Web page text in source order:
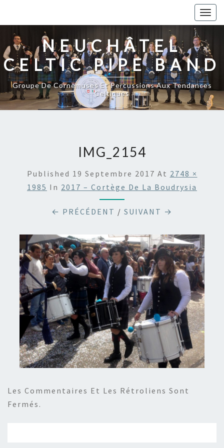
NEUCHÂTEL
CELTIC PIPE BAND
Groupe De Cornemuses Et Percussions Aux Tendances
Celtiques
IMG_2154
Published 19 Septembre 2017 At 2748 ×
1985 In 2017 – Cortège De La Boudrysia
← PRÉCÉDENT / SUIVANT →
Les Commentaires Et Les Rétroliens Sont
Fermés.